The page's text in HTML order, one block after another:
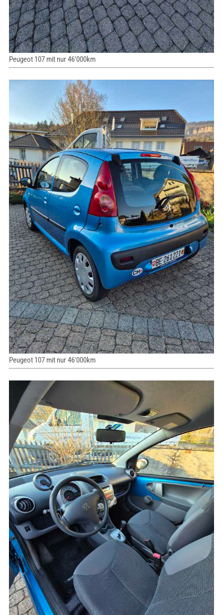
Peugeot 107 mit nur 46'000km
Peugeot 107 mit nur 46'000km